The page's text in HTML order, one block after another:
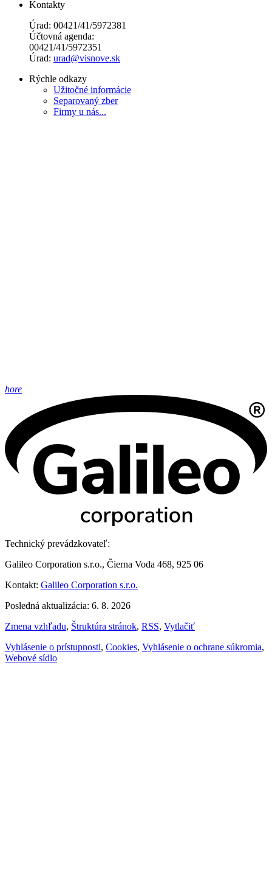
Kontakty
Úrad: 00421/41/5972381
Účtovná agenda:
00421/41/5972351
Úrad: urad@visnove.sk
Rýchle odkazy
Užitočné informácie
Separovaný zber
Firmy u nás...
hore
Technický prevádzkovateľ:
Galileo Corporation s.r.o., Čierna Voda 468, 925 06
Kontakt: Galileo Corporation s.r.o.
Posledná aktualizácia: 6. 8. 2026
Zmena vzhľadu, Štruktúra stránok, RSS, Vytlačiť
Vyhlásenie o prístupnosti, Cookies, Vyhlásenie o ochrane súkromia,
Webové sídlo